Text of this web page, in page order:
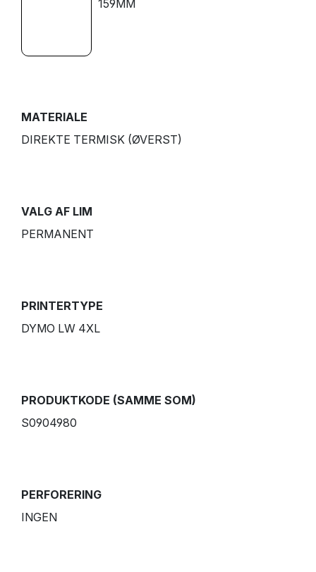
159MM
MATERIALE
DIREKTE TERMISK (ØVERST)
VALG AF LIM
PERMANENT
PRINTERTYPE
DYMO LW 4XL
PRODUKTKODE (SAMME SOM)
S0904980
PERFORERING
INGEN